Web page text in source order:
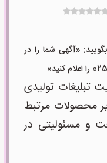
«آگهی شما را در
تولیدی
محصولات مرتبط
و مسئولیتی در